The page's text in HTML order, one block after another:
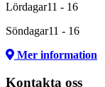
Lördagar11 - 16
Söndagar11 - 16
Mer information
Kontakta oss